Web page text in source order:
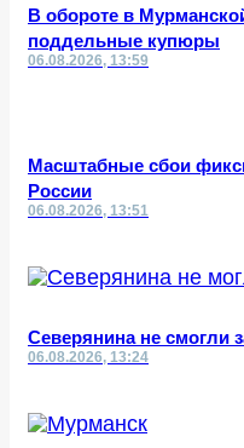
В обороте в
поддельные купюры
06.08.2026, 13:59
Масштабные сбои
России
06.08.2026, 13:51
Северянина не смогли
06.08.2026, 13:24